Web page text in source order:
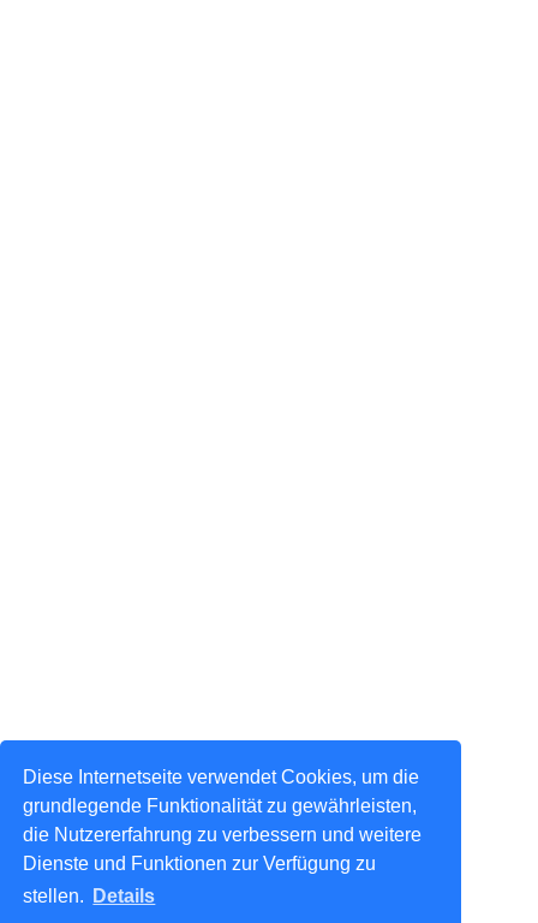
Diese Internetseite verwendet Cookies, um die
grundlegende Funktionalität zu gewährleisten,
die Nutzererfahrung zu verbessern und weitere
Dienste und Funktionen zur Verfügung zu
stellen.
Details